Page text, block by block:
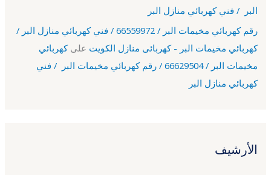
البر / فني كهربائي منازل البر
رقم كهربائي مخيمات البر / 66559972 / فني كهربائي منازل البر /
كهربائي مخيمات البر - كهربائى منازل الكويت علىكهربائي
مخيمات البر / 66629504 / رقم كهربائي مخيمات البر / فني
كهربائي منازل البر
الأرشيف